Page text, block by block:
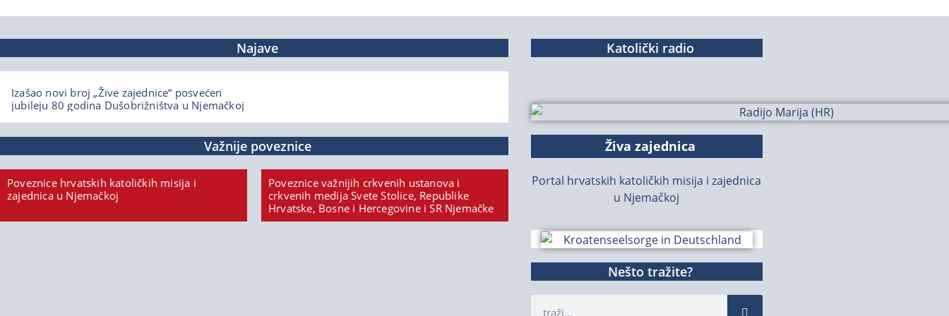
Najave
Izašao novi broj „Žive zajednice“ posvećen
jubileju 80 godina Dušobrižništva u Njemačkoj
Važnije poveznice
Poveznice hrvatskih katoličkih misija i
zajednica u Njemačkoj
Poveznice važnijih crkvenih ustanova i
crkvenih medija Svete Stolice, Republike
Hrvatske, Bosne i Hercegovine i SR Njemačke
Katolički radio
Živa zajednica
Portal hrvatskih katoličkih misija i zajednica
u Njemačkoj
Nešto tražite?